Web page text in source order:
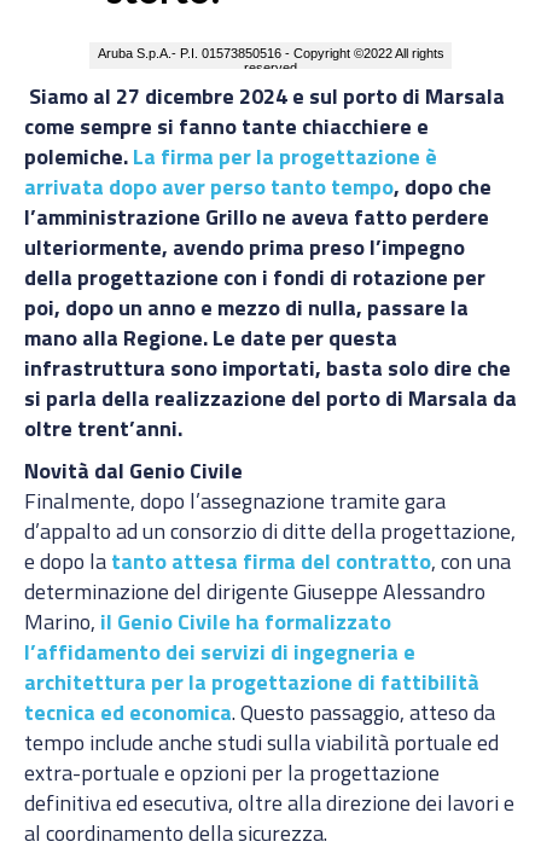
Siamo al 27 dicembre 2024 e sul porto di Marsala
come sempre si fanno tante chiacchiere e
polemiche.La firma per la progettazione è
arrivata dopo aver perso tanto tempo, dopo che
l’amministrazione Grillo ne aveva fatto perdere
ulteriormente, avendo prima preso l’impegno
della progettazione con i fondi di rotazione per
poi, dopo un anno e mezzo di nulla, passare la
mano alla Regione. Le date per questa
infrastruttura sono importati, basta solo dire che
si parla della realizzazione del porto di Marsala da
oltre trent’anni.
Novità dal Genio Civile
Finalmente, dopo l’assegnazione tramite gara
d’appalto ad un consorzio di ditte della progettazione,
e dopo latanto attesa firma del contratto, con una
determinazione del dirigente Giuseppe Alessandro
Marino, il Genio Civile ha formalizzato
l’affidamento dei servizi di ingegneria e
architettura per la progettazione di fattibilità
tecnica ed economica. Questo passaggio, atteso da
tempo include anche studi sulla viabilità portuale ed
extra-portuale e opzioni per la progettazione
definitiva ed esecutiva, oltre alla direzione dei lavori e
al coordinamento della sicurezza.